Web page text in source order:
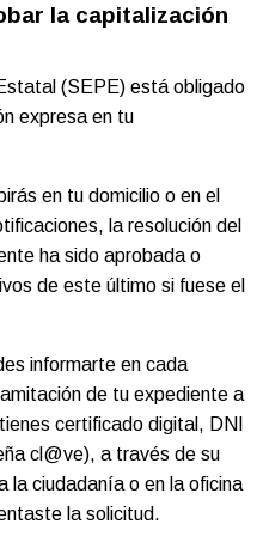
la capitalización
(SEPE) está obligado
expresa en tu
en tu domicilio o en el
la resolución del
ha sido aprobada o
de este último si fuese el
informarte en cada
de tu expediente a
certificado digital, DNI
cl@ve), a través de su
la ciudadanía o en la oficina
la solicitud.